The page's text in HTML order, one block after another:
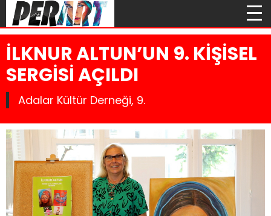
İLKNUR ALTUN’UN 9. KİŞİSEL
SERGİSİ AÇILDI
Adalar Kültür Derneği, 9.